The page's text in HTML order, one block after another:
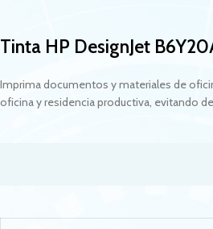
Tinta HP DesignJet
Imprima documentos y materiales de
oficina y residencia productiva, evitando